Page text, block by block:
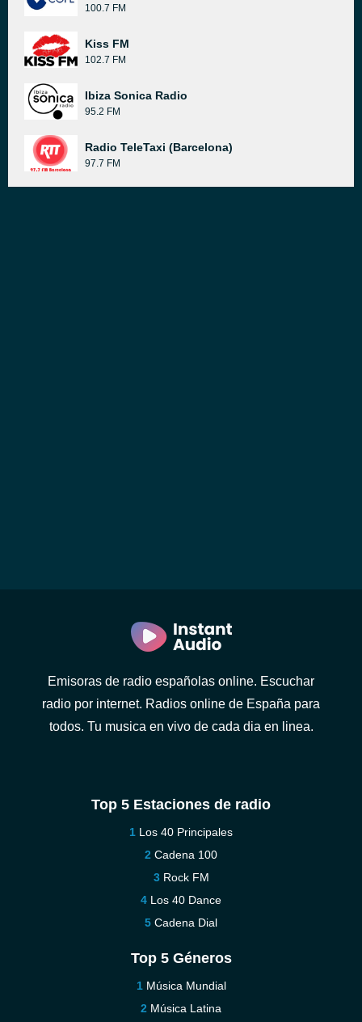
100.7 FM
Kiss FM
102.7 FM
Ibiza Sonica Radio
95.2 FM
Radio TeleTaxi (Barcelona)
97.7 FM
Emisoras de radio españolas online. Escuchar
radio por internet. Radios online de España para
todos. Tu musica en vivo de cada dia en linea.
Top 5 Estaciones de radio
Los 40 Principales
Cadena 100
Rock FM
Los 40 Dance
Cadena Dial
Top 5 Géneros
Música Mundial
Música Latina